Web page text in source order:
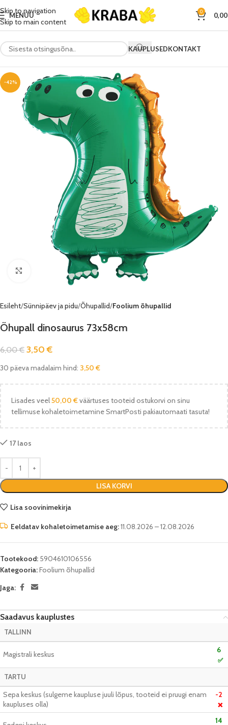
Skip to navigation
Skip to main content
MENÜÜ 0
KAUPLUSEDKONTAKT
-42%
Esileht Sünnipäev ja pidu Õhupallid Foolium õhupallid
Õhupall dinosaurus 73x58cm
6,00€ 3,50€
30 päeva madalaim hind: 3,50 €
Lisades veel50,00 €väärtuses tooteid ostukorvi on sinu
tellimuse kohaletoimetamine SmartPosti pakiautomaati tasuta!
17 laos
LISA KORVI
Lisa soovinimekirja
Eeldatav kohaletoimetamise aeg:11.08.2026 – 12.08.2026
Tootekood: 5904610106556
Kategooria:Foolium õhupallid
Jaga:
Saadavus kauplustes
TALLINN
Magistrali keskus 6
✅
TARTU
Sepa keskus (sulgeme kaupluse juuli lõpus, tooteid ei pruugi enam
kaupluses olla)
-2
❌
14